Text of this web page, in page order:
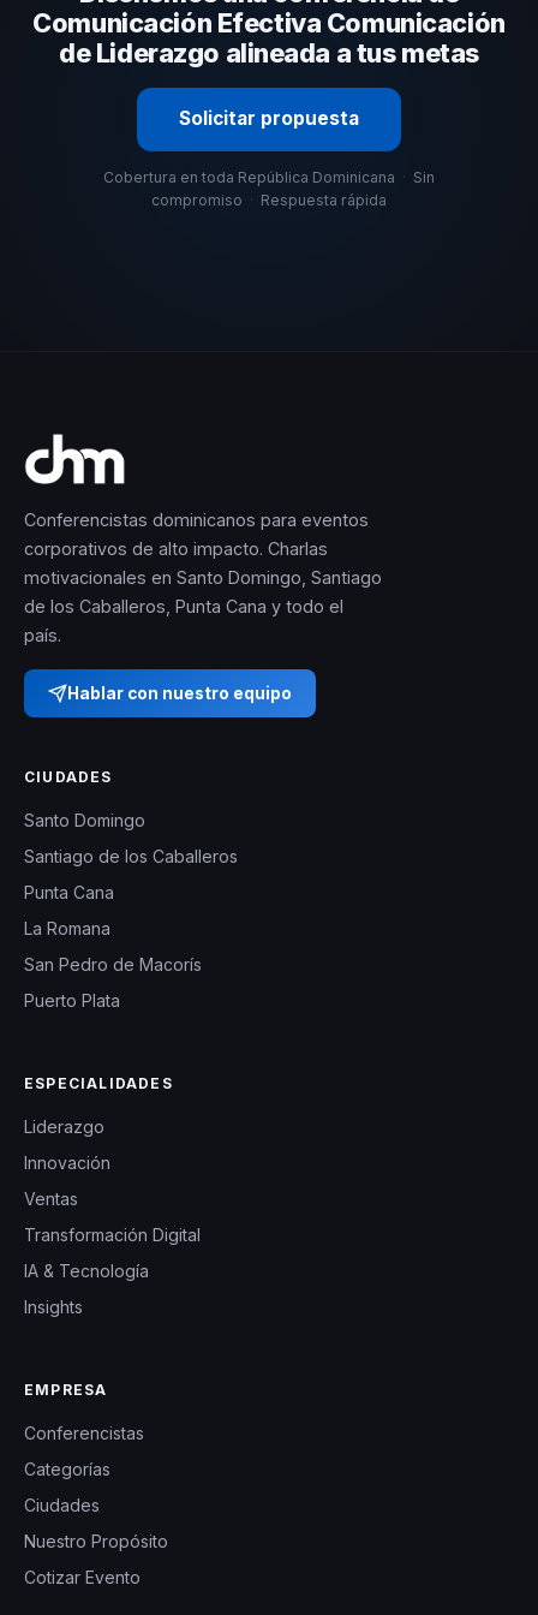
ayudamos con una selección estratégica basada en
estos criterios.
Comunicación Efectiva Comunicación
de Liderazgo alineada a tus metas
Solicitar propuesta
Cobertura en toda República Dominicana · Sin
compromiso · Respuesta rápida
Conferencistas dominicanos para eventos
corporativos de alto impacto. Charlas
motivacionales en Santo Domingo, Santiago
de los Caballeros, Punta Cana y todo el
país.
Hablar con nuestro equipo
CIUDADES
Santo Domingo
Santiago de los Caballeros
Punta Cana
La Romana
San Pedro de Macorís
Puerto Plata
ESPECIALIDADES
Liderazgo
Innovación
Ventas
Transformación Digital
IA & Tecnología
Insights
EMPRESA
Conferencistas
Categorías
Ciudades
Nuestro Propósito
Cotizar Evento